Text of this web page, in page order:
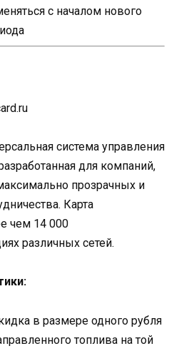
с началом нового
система управления
для компаний,
прозрачных и
Карта
чем 14 000
различных сетей.
в размере одного рубля
топлива на той